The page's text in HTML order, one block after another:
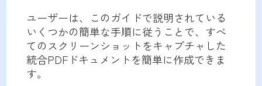
ユーザーは、このガイドで説明されている
いくつかの簡単な手順に従うことで、すべ
てのスクリーンショットをキャプチャした
統合PDFドキュメントを簡単に作成できま
す。